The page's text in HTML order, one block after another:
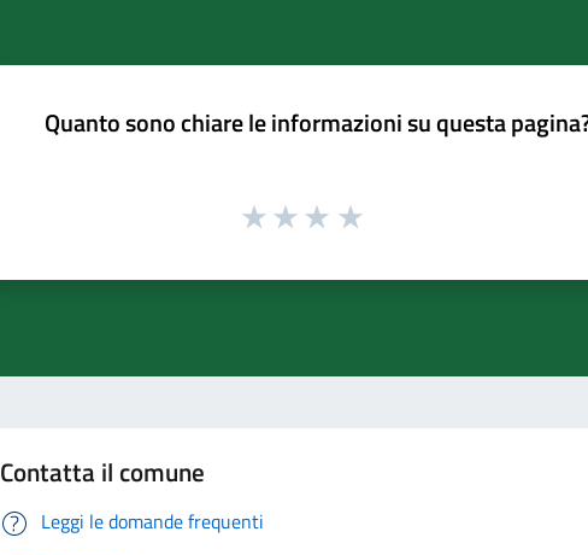
Quanto sono chiare le informazioni su questa
Contatta il comune
Leggi le domande frequenti